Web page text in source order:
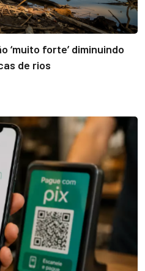
‘muito forte’ diminuindo
de rios